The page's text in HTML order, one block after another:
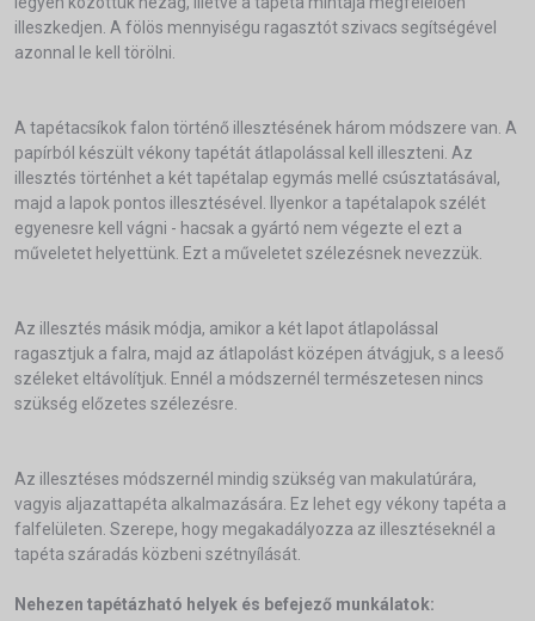
illeszkedjen. A fölös mennyiségu ragasztót szivacs segítségével
azonnal le kell törölni.
A tapétacsíkok falon történő illesztésének három módszere van. A
papírból készült vékony tapétát átlapolással kell illeszteni. Az
illesztés történhet a két tapétalap egymás mellé csúsztatásával,
majd a lapok pontos illesztésével. Ilyenkor a tapétalapok szélét
egyenesre kell vágni - hacsak a gyártó nem végezte el ezt a
műveletet helyettünk. Ezt a műveletet szélezésnek nevezzük.
Az illesztés másik módja, amikor a két lapot átlapolással
ragasztjuk a falra, majd az átlapolást középen átvágjuk, s a leeső
széleket eltávolítjuk. Ennél a módszernél természetesen nincs
szükség előzetes szélezésre.
Az illesztéses módszernél mindig szükség van makulatúrára,
vagyis aljazattapéta alkalmazására. Ez lehet egy vékony tapéta a
falfelületen. Szerepe, hogy megakadályozza az illesztéseknél a
tapéta száradás közbeni szétnyílását.
Nehezen tapétázható helyek és befejező munkálatok: